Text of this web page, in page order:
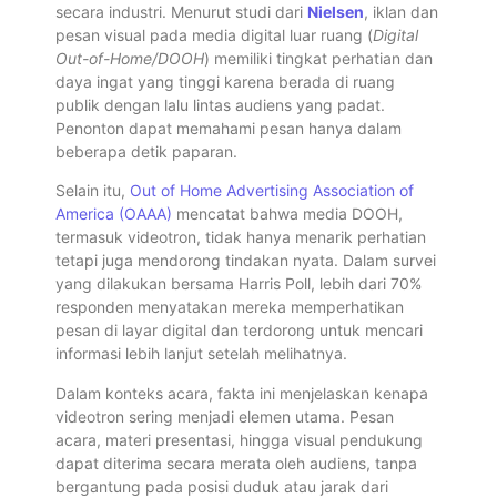
secara industri. Menurut studi dari Nielsen, iklan dan
pesan visual pada media digital luar ruang (Digital
Out-of-Home/DOOH) memiliki tingkat perhatian dan
daya ingat yang tinggi karena berada di ruang
publik dengan lalu lintas audiens yang padat.
Penonton dapat memahami pesan hanya dalam
beberapa detik paparan.
Selain itu, Out of Home Advertising Association of
America (OAAA) mencatat bahwa media DOOH,
termasuk videotron, tidak hanya menarik perhatian
tetapi juga mendorong tindakan nyata. Dalam survei
yang dilakukan bersama Harris Poll, lebih dari 70%
responden menyatakan mereka memperhatikan
pesan di layar digital dan terdorong untuk mencari
informasi lebih lanjut setelah melihatnya.
Dalam konteks acara, fakta ini menjelaskan kenapa
videotron sering menjadi elemen utama. Pesan
acara, materi presentasi, hingga visual pendukung
dapat diterima secara merata oleh audiens, tanpa
bergantung pada posisi duduk atau jarak dari